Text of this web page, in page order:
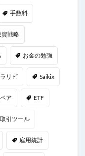
手数料
資戦略
お金の勉強
ラリピ Saikix
ア ETF
取引ツール
雇用統計